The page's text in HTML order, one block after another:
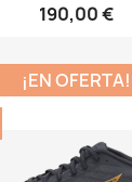
190,00 €
¡EN OFERTA!